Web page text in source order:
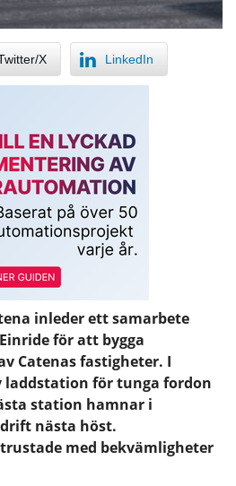
X LinkedIn
inleder ett samarbete
för att bygga
Catenas fastigheter. I
laddstation för tunga fordon
station hamnar i
nästa höst.
med bekvämligheter